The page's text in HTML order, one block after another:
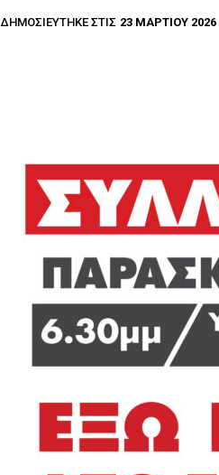
ΔΗΜΟΣΙΕΎΤΗΚΕ ΣΤΙΣ 23 ΜΑΡΤΊΟΥ 2026